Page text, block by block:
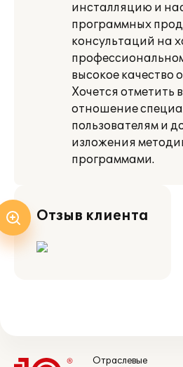
инсталляцию и
программных
консультаций на
высокое качество
Хочется отметить
отношение
пользователям и
изложения
программами.
Отзыв клиента
Отраслевые